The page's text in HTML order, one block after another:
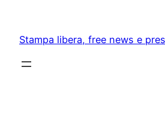
content
Stampa libera, free news e